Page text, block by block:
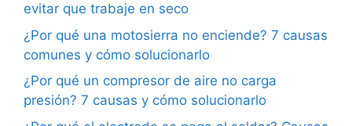
evitar que trabaje en seco
¿Por qué una motosierra no enciende? 7 causas
comunes y cómo solucionarlo
¿Por qué un compresor de aire no carga
presión? 7 causas y cómo solucionarlo